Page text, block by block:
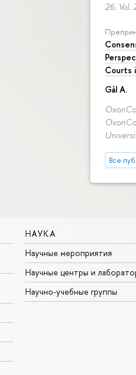
26. Vol.
Courts
Gál A.
Все
НАУКА
Научные мероприятия
Научные центры и
Научно-учебные группы